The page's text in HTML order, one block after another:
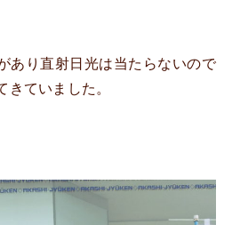
あり直射日光は当たらないので
きていました。